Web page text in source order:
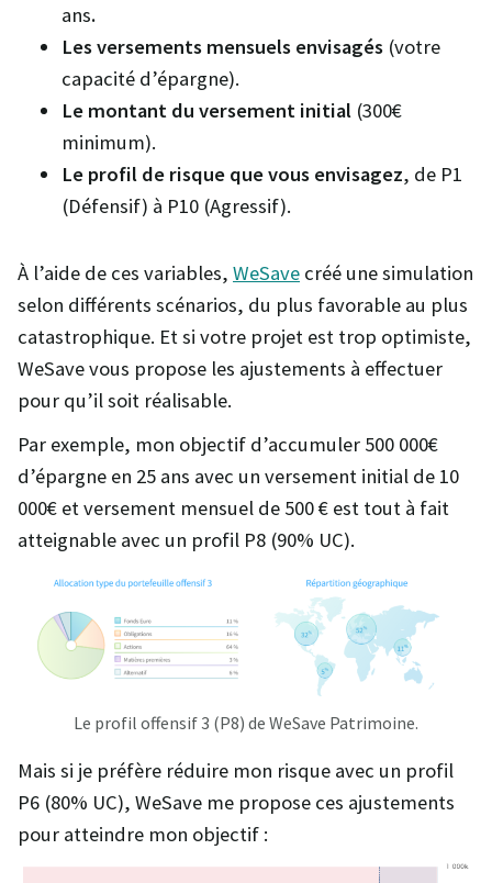
ans.
Les versements mensuels envisagés (votre
capacité d’épargne).
Le montant du versement initial (300€
minimum).
Le profil de risque que vous envisagez, de P1
(Défensif) à P10 (Agressif).
À l’aide de ces variables, WeSave créé une simulation
selon différents scénarios, du plus favorable au plus
catastrophique. Et si votre projet est trop optimiste,
WeSave vous propose les ajustements à effectuer
pour qu’il soit réalisable.
Par exemple, mon objectif d’accumuler 500 000€
d’épargne en 25 ans avec un versement initial de 10
000€ et versement mensuel de 500 € est tout à fait
atteignable avec un profil P8 (90% UC).
Le profil offensif 3 (P8) de WeSave Patrimoine.
Mais si je préfère réduire mon risque avec un profil
P6 (80% UC), WeSave me propose ces ajustements
pour atteindre mon objectif :